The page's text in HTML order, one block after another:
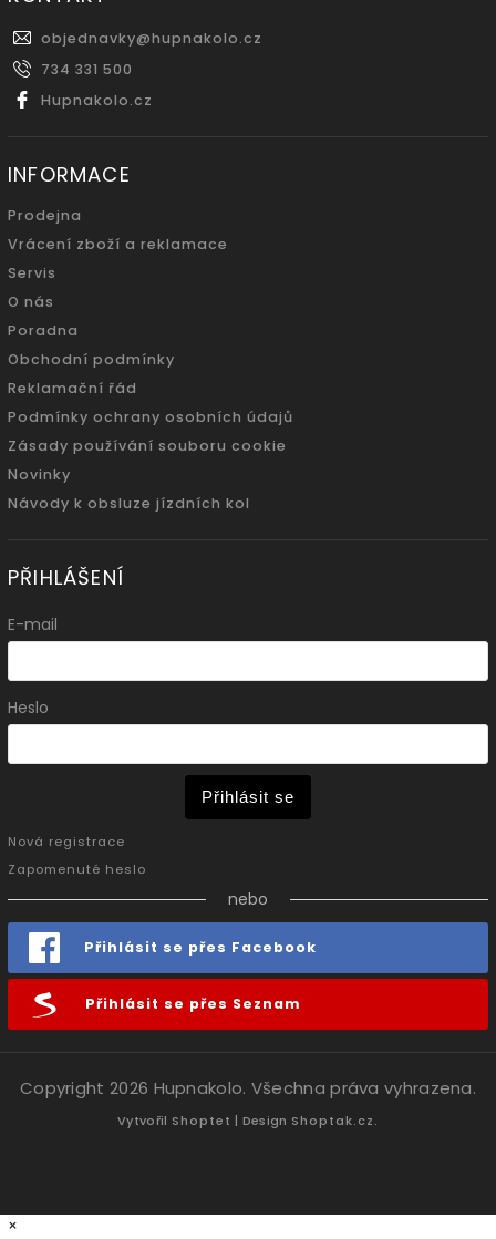
objednavky@hupnakolo.cz
734 331 500
Hupnakolo.cz
INFORMACE
Prodejna
Vrácení zboží a reklamace
Servis
O nás
Poradna
Obchodní podmínky
Reklamační řád
Podmínky ochrany osobních údajů
Zásady používání souboru cookie
Novinky
Návody k obsluze jízdních kol
PŘIHLÁŠENÍ
E-mail
Heslo
Přihlásit se
Nová registrace
Zapomenuté heslo
nebo
Přihlásit se přes Facebook
Přihlásit se přes Seznam
Copyright 2026 Hupnakolo. Všechna práva vyhrazena.
Vytvořil Shoptet | Design Shoptak.cz.
×